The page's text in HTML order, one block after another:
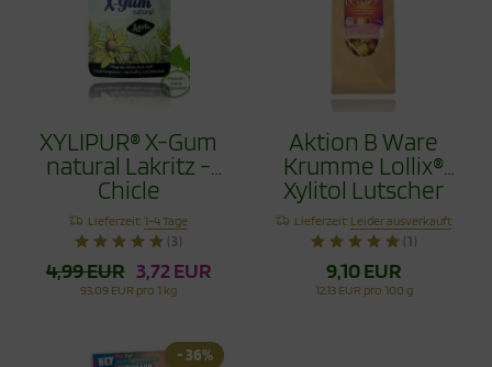
XYLIPUR® X-Gum
natural Lakritz -
Chicle
Zahnpflegekaugummi
40g
Lieferzeit:1-4 Tage
(3)
4,99 EUR 3,72 EUR
93,09 EUR pro 1 kg
Aktion B Ware
Krumme Lollix®
Xylitol Lutscher
75g - Zahnpflege
mit Stil
Lieferzeit: Leider ausverkauft
(1)
9,10 EUR
12,13 EUR pro 100 g
- 36%